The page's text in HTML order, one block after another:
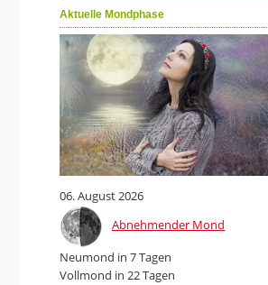
Aktuelle Mondphase
06. August 2026
Abnehmender Mond
Neumond in 7 Tagen
Vollmond in 22 Tagen